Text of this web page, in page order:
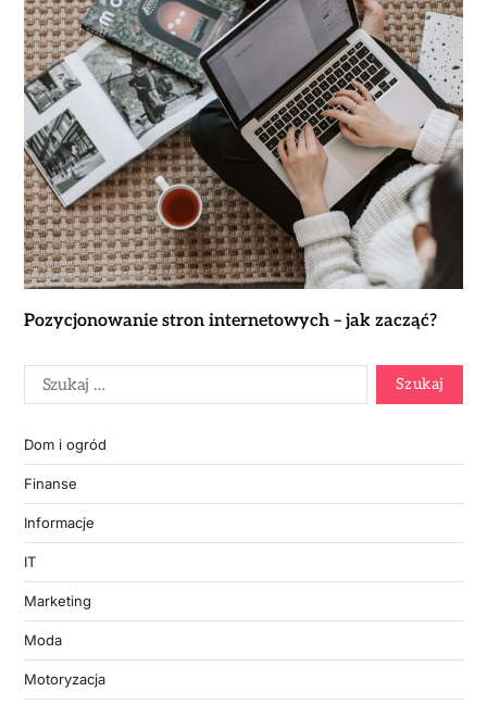
Pozycjonowanie stron internetowych – jak zacząć?
Dom i ogród
Finanse
Informacje
IT
Marketing
Moda
Motoryzacja